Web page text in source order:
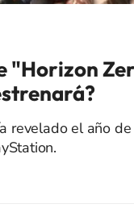
"Horizon
revelado el año